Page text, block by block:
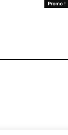
Promo !